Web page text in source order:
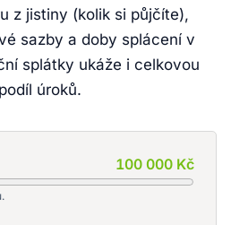
z jistiny (kolik si půjčíte),
sazby a doby splácení v
splátky ukáže i celkovou
úroků.
100 000 Kč